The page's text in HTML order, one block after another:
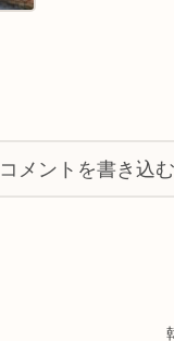
コメントを書き込む